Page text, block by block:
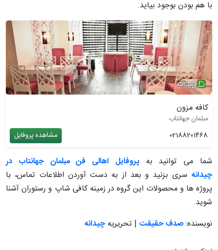
با هم بودن بوجود بیاید.
کافه مزون
مبلمان جهانتاب
02188201468
مشاهده پروفایل
شما می توانید بهپروفایل اهالی فن مبلمان جهانتاب در
چیدانه سری بزنید و بعد از به دست آوردن اطلاعات تماس، با
پروژه ها و محصولات این گروه در زمینه کافی شاپ و رستوران آشنا
شوید.
نویسنده:صدف حقیقت | تحریریه چیدانه